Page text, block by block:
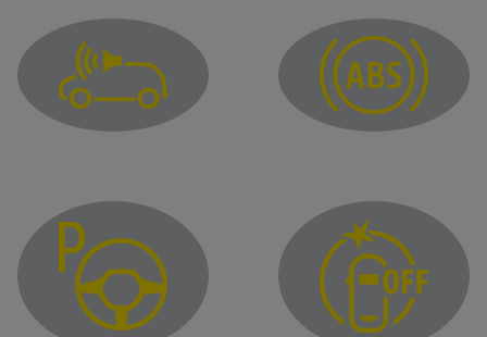
Svetlo upozorenja za sirenu za pešakeUpozoravajuća